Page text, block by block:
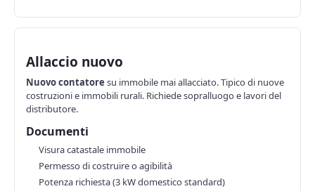
Allaccio nuovo
Nuovo contatore su immobile mai allacciato. Tipico di nuove
costruzioni e immobili rurali. Richiede sopralluogo e lavori del
distributore.
Documenti
Visura catastale immobile
Permesso di costruire o agibilità
Potenza richiesta (3 kW domestico standard)